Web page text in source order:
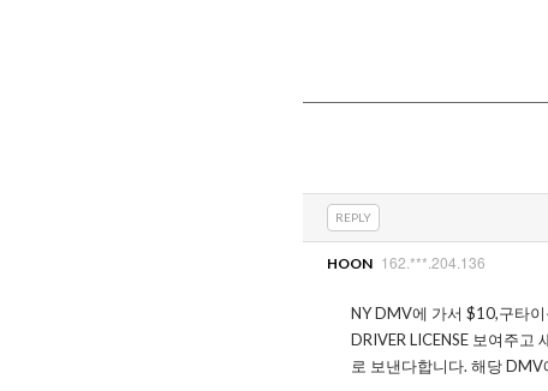
REPLY
HOON 162.***.204.136
NY DMV에 가서 $10,구타이
DRIVER LICENSE 보여주
로 보낸다합니다. 해당 DMV